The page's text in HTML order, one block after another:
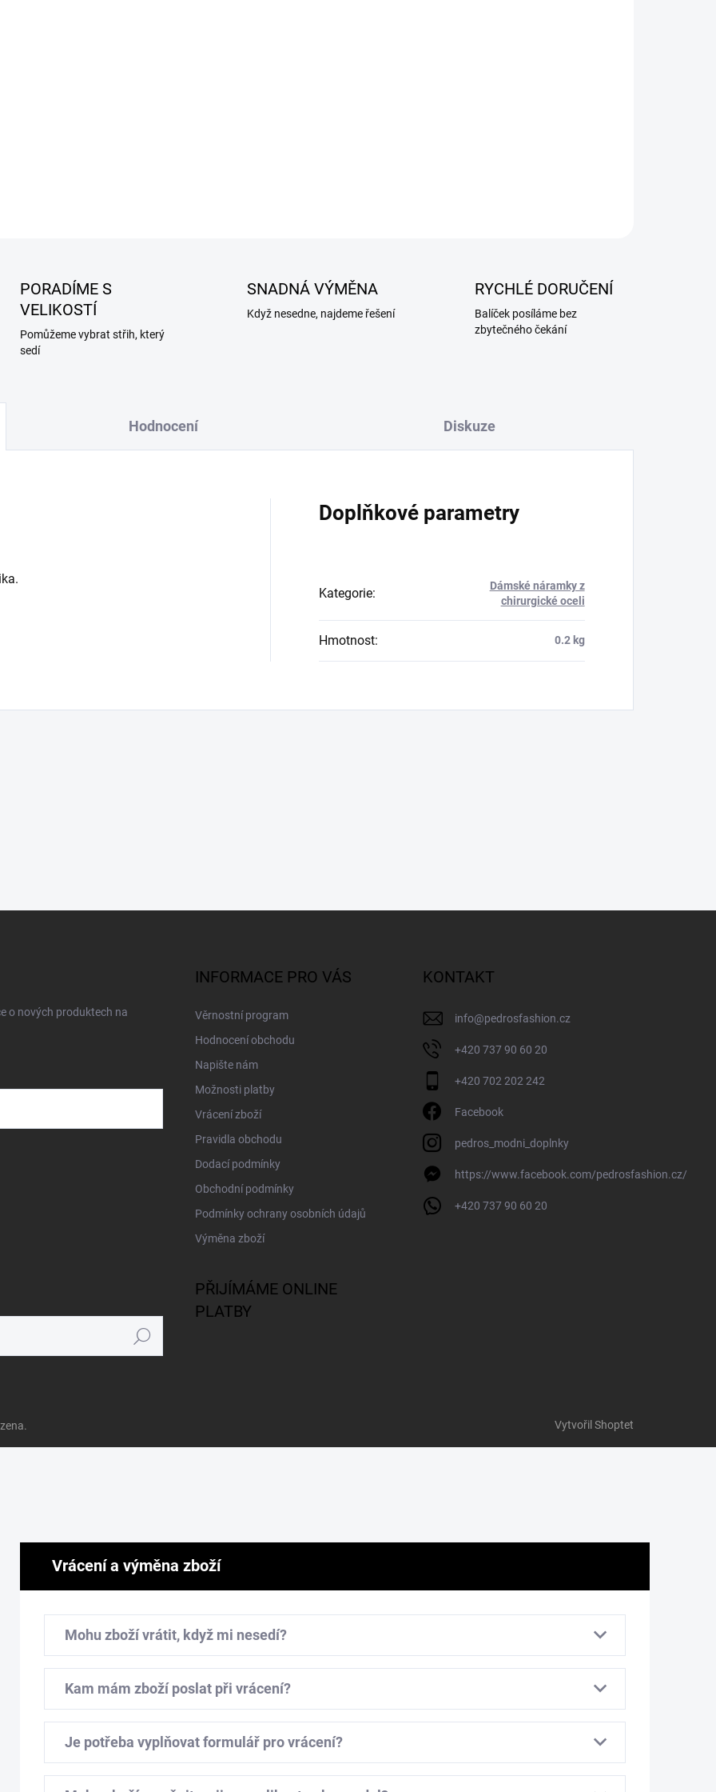
PORADÍME S
VELIKOSTÍ
Pomůžeme vybrat střih, který
sedí
SNADNÁ VÝMĚNA
Když nesedne, najdeme řešení
RYCHLÉ DORUČENÍ
Balíček posíláme bez
zbytečného čekání
Hodnocení Diskuze
Doplňkové parametry
Kategorie:
Dámské náramky z
chirurgické oceli
Hmotnost: 0.2 kg
o nových produktech na
INFORMACE PRO VÁS
Věrnostní program
Hodnocení obchodu
Napište nám
Možnosti platby
Vrácení zboží
Pravidla obchodu
Dodací podmínky
Obchodní podmínky
Podmínky ochrany osobních údajů
Výměna zboží
KONTAKT
info@pedrosfashion.cz
+420 737 90 60 20
+420 702 202 242
Facebook
pedros_modni_doplnky
https://www.facebook.com/pedrosfashion.cz/
+420 737 90 60 20
Hledat
PŘIJÍMÁME ONLINE
PLATBY
Vytvořil Shoptet
Vrácení a výměna zboží
Mohu zboží vrátit, když mi nesedí?
Kam mám zboží poslat při vrácení?
Je potřeba vyplňovat formulář pro vrácení?